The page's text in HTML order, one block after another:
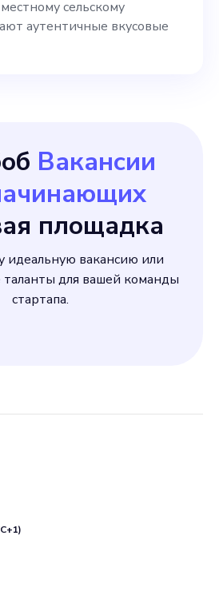
работа
сельскому
аутентичные вкусовые
Вакансии
площадка
идеальную вакансию или
таланты для вашей команды
стартапа.